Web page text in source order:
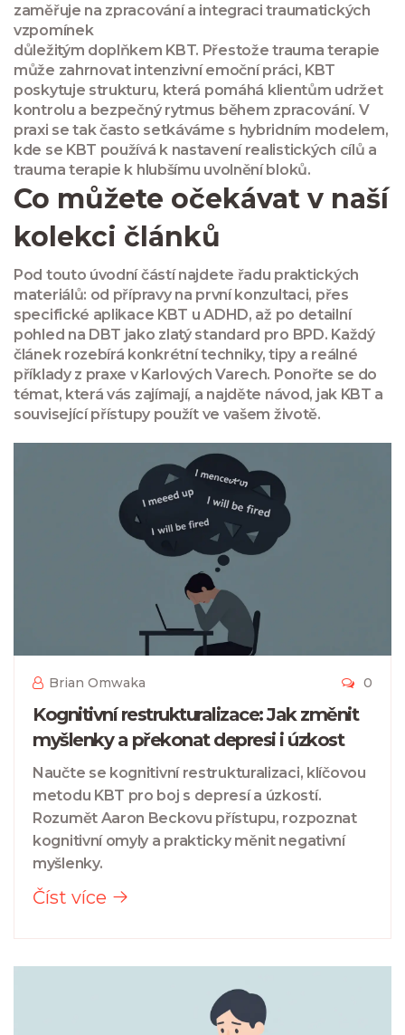
zaměřuje na zpracování a integraci traumatických
vzpomínek
důležitým doplňkem KBT. Přestože trauma terapie
může zahrnovat intenzivní emoční práci, KBT
poskytuje strukturu, která pomáhá klientům udržet
kontrolu a bezpečný rytmus během zpracování. V
praxi se tak často setkáváme s hybridním modelem,
kde se KBT používá k nastavení realistických cílů a
trauma terapie k hlubšímu uvolnění bloků.
Co můžete očekávat v naší
kolekci článků
Pod touto úvodní částí najdete řadu praktických
materiálů: od přípravy na první konzultaci, přes
specifické aplikace KBT u ADHD, až po detailní
pohled na DBT jako zlatý standard pro BPD. Každý
článek rozebírá konkrétní techniky, tipy a reálné
příklady z praxe v Karlových Varech. Ponořte se do
témat, která vás zajímají, a najděte návod, jak KBT a
související přístupy použít ve vašem životě.
Brian Omwaka 0
Kognitivní restrukturalizace: Jak změnit
myšlenky a překonat depresi i úzkost
Naučte se kognitivní restrukturalizaci, klíčovou
metodu KBT pro boj s depresí a úzkostí.
Rozumět Aaron Beckovu přístupu, rozpoznat
kognitivní omyly a prakticky měnit negativní
myšlenky.
Číst více